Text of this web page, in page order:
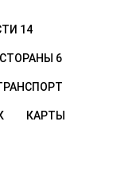
14
6
КАРТЫ